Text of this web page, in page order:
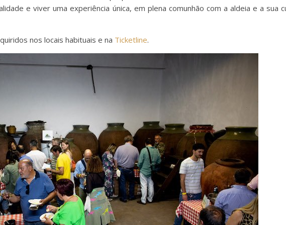
e viver uma experiência única, em plena comunhão com a aldeia e a sua
nos locais habituais e na Ticketline.